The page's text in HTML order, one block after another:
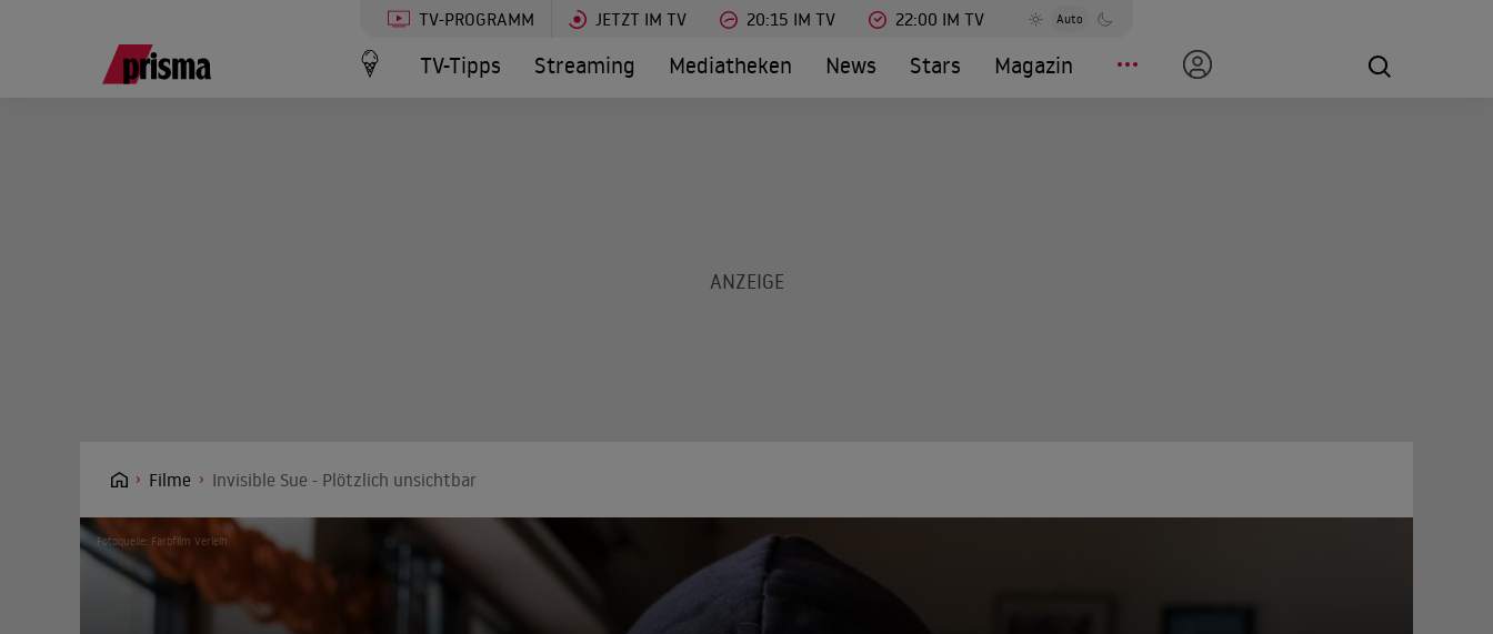
TV-PROGRAMM JETZT IM TV 20:15 IM TV 22:00 IM TV Auto
TV-Tipps Streaming Mediatheken News Stars Magazin
Filme Invisible Sue - Plötzlich unsichtbar
Fotoquelle: Farbfilm Verleih